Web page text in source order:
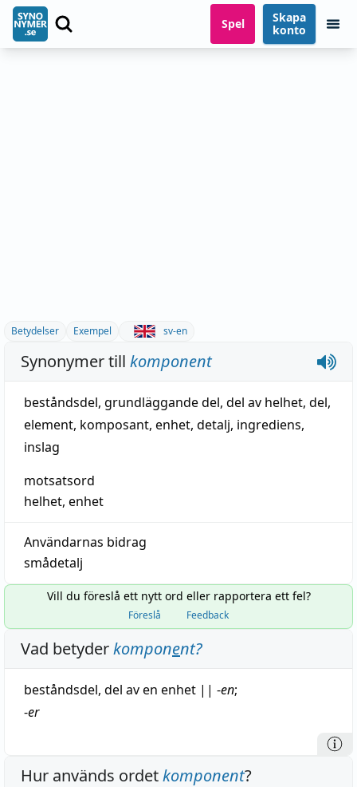
Spel
Skapa
konto
Betydelser Exempel sv-en
Synonymer till komponent
beståndsdel, grundläggande del, del av helhet, del,
element, komposant, enhet, detalj, ingrediens,
inslag
motsatsord
helhet, enhet
Användarnas bidrag
smådetalj
Vill du föreslå ett nytt ord eller rapportera ett fel?
Föreslå Feedback
Vad betyderkomponent?
beståndsdel, del av en enhet || -en;
-er
Hur används ordetkomponent?